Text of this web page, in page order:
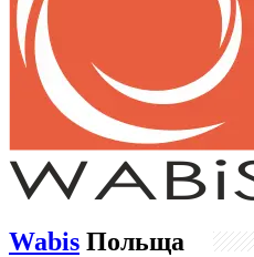
Wabis Польща